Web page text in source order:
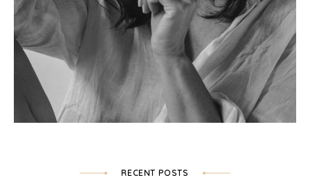
RECENT POSTS